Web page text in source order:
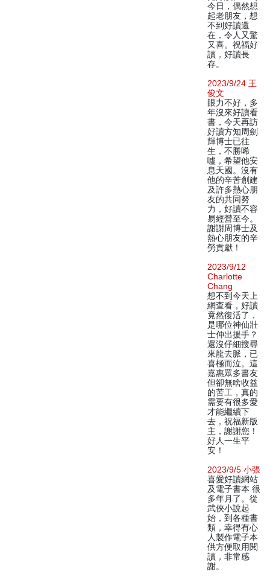
今日，偶然想
起老朋友，想
不到好讀還
在，令人又驚
又喜。祝福好
讀，好讀長
存。
2023/9/24 王
俊文
眼力不好，多
年沒來好讀看
書，今天再訪
好讀方知周劍
輝博士已往
生，不勝唏
噓，希望他安
息天國。沒有
他的辛苦創建
及許多熱心朋
友的共同努
力，好讀不容
易經營至今。
謝謝周博士及
熱心朋友的辛
勞貢獻！
2023/9/12
Charlotte
Chang
想不到今天上
網查看，好讀
竟然復活了，
是哪位神仙壯
士伸出援手？
還沒仔細搜尋
來龍去脈，已
喜極而泣。這
嘉惠眾多書友
但卻無啥收益
的苦工，真的
需要有很多愛
才能繼續下
去，祝福新版
主，謝謝您！
好人一生平
安！
2023/9/5 小張
喜愛好讀網站
及電子書本 很
多年月了。從
武俠小說起
始，到各種書
類，幸得有心
人製作電子本
供方便取用閱
讀，非常感
謝。